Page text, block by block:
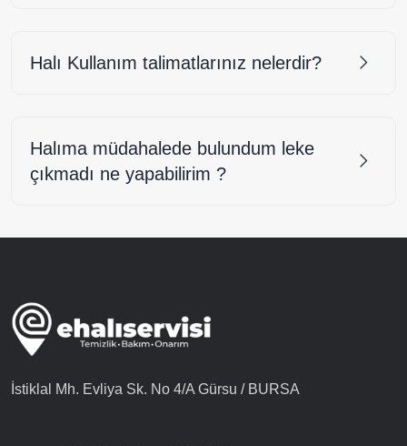
Halı Kullanım talimatlarınız nelerdir?
Halıma müdahalede bulundum leke
çıkmadı ne yapabilirim ?
İstiklal Mh. Evliya Sk. No 4/A Gürsu / BURSA